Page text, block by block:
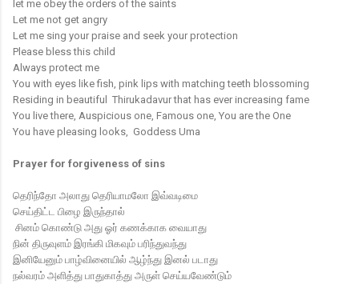
let me obey the orders of the saints
Let me not get angry
Let me sing your praise and seek your protection
Please bless this child
Always protect me
You with eyes like fish, pink lips with matching teeth blossoming
Residing in beautiful Thirukadavur that has ever increasing fame
You live there, Auspicious one, Famous one, You are the One
You have pleasing looks, Goddess Uma
Prayer for forgiveness of sins
தெரிந்தோ அலாது தெரியாமலோ இவ்வடிமை
செய்திட்ட பிழை இருந்தால்
சினம் கொண்டு அது ஓர் கணக்காக வையாது
நின் திருவுளம் இரங்கி மிகவும் பரிந்துவந்து
இனியேனும் பாழ்வினையில் ஆழ்ந்து இனல் படாது
நல்வரம் அளித்து பாதுகாத்து அருள் செய்யவேண்டும்